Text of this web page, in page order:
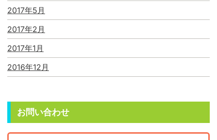
2017年5月
2017年2月
2017年1月
2016年12月
お問い合わせ